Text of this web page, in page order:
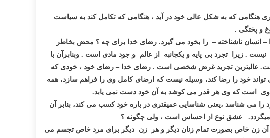
هنگامی که به شکل عالی خود در آید ، هنگامی که تکامل کند به سیاست
و پختگی .
ناشناخته – را بخود می گیرد. رضای خدا برای چه ؟ محض بخاطر
. زیرا تجرد بی پایه و یکجانبه از عالم و جود مادی است . وبنابرآن با
عالیترین تجرید غرض شخصی است . رضای خدا – رضای خود ، خودی که
خود را رضا کند، وسیله نیست که ارضای کامل وی را فراهم سازد، همه
وی است که وی هر قدر می کوشد به آن خود دست نمی یابد.
می شناسد ،یعنی شناسایی عمیقتری در باره خود کسب می کند، بنابر آن
میگردد. عشق نوع از احساس است ، ولی چگونه ؟
آن زن خاص بصورت تمام زنان دیگر و هر زن دیگر برای مرد خاص تجسم می